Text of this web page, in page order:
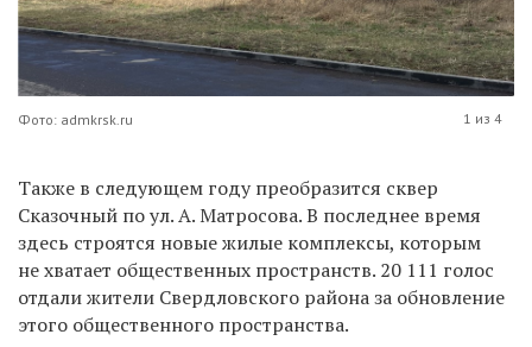
Фото: admkrsk.ru 1 из 4
Также в следующем году преобразится сквер
Сказочный по ул. А. Матросова. В последнее время
здесь строятся новые жилые комплексы, которым
не хватает общественных пространств. 20 111 голос
отдали жители Свердловского района за обновление
этого общественного пространства.